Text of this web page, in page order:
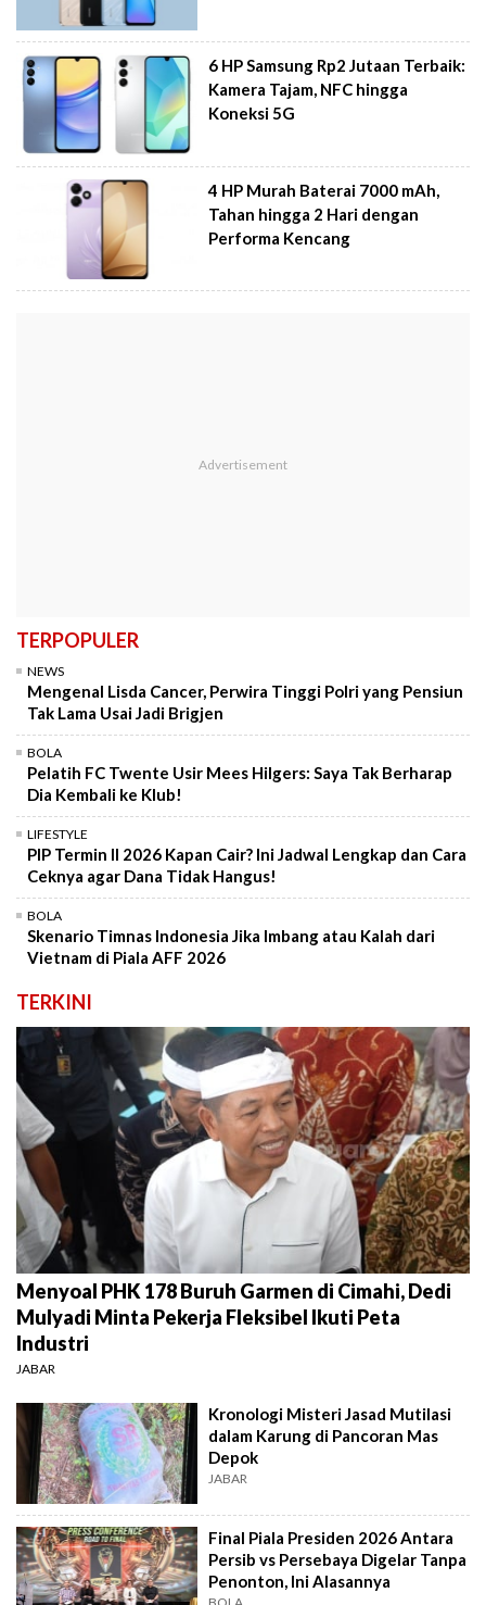
6 HP Samsung Rp2 Jutaan Terbaik:
Kamera Tajam, NFC hingga
Koneksi 5G
4 HP Murah Baterai 7000 mAh,
Tahan hingga 2 Hari dengan
Performa Kencang
TERPOPULER
NEWS
Mengenal Lisda Cancer, Perwira Tinggi Polri yang Pensiun
Tak Lama Usai Jadi Brigjen
BOLA
Pelatih FC Twente Usir Mees Hilgers: Saya Tak Berharap
Dia Kembali ke Klub!
LIFESTYLE
PIP Termin II 2026 Kapan Cair? Ini Jadwal Lengkap dan Cara
Ceknya agar Dana Tidak Hangus!
BOLA
Skenario Timnas Indonesia Jika Imbang atau Kalah dari
Vietnam di Piala AFF 2026
TERKINI
Menyoal PHK 178 Buruh Garmen di Cimahi, Dedi
Mulyadi Minta Pekerja Fleksibel Ikuti Peta
Industri
JABAR
Kronologi Misteri Jasad Mutilasi
dalam Karung di Pancoran Mas
Depok
JABAR
Final Piala Presiden 2026 Antara
Persib vs Persebaya Digelar Tanpa
Penonton, Ini Alasannya